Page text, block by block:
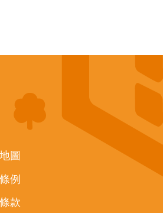
圖
例
款